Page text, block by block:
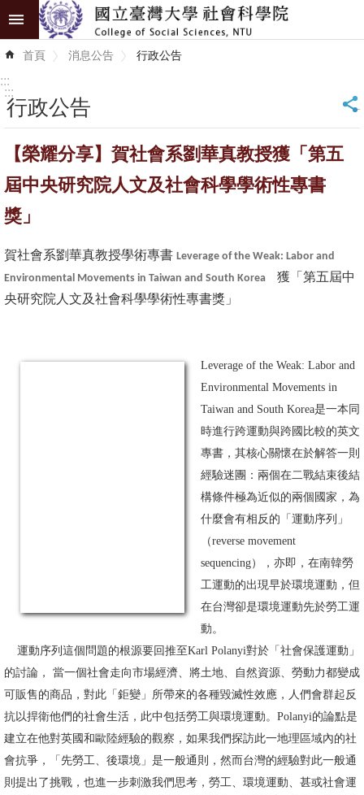
跳到主要內容區塊
進
階
識
學
術
單
位
究
深
耕
辦
法
及
文
件
首頁 消息公告 行政公告
:::
:::
行政公告 _
【榮耀分享】賀社會系劉華真教授獲「第五
屆中央研究院人文及社會科學學術性專書
獎」
賀社會系劉華真教授學術專書 Leverage of the Weak: Labor and
Environmental Movements in Taiwan and South Korea 獲「第五屆中
央研究院人文及社會科學學術性專書獎」
Leverage of the Weak: Labor and
Environmental Movements in
Taiwan and South Korea是一本同
時進行跨運動與跨國比較的英文
專書，其核心關懷在於解答一則
經驗迷團：兩個在二戰結束後結
構條件極為近似的兩個國家，為
什麼會有相反的「運動序列」
（reverse movement
sequencing），亦即，在南韓勞
工運動的出現早於環境運動，但
在台灣卻是環境運動先於勞工運
動。
運動序列這個問題的根源要回推至Karl Polanyi對於「社會保護運動」
的討論， 當一個社會走向市場經濟、將土地、自然資源、勞動力都變成
可販售的商品，對此「鉅變」所帶來的各種毀滅性效應，人們會群起反
抗以捍衛他們的社會生活，此中包括勞工與環境運動。Polanyi的論點是
建立在他對英國和歐陸經驗的觀察，如果我們探訪此一地理區域內的社
會抗爭，「先勞工、後環境」是一般通則，然而台灣的經驗對此一般通
則提出了挑戰，也進一步刺激我們思考，勞工、環境運動、甚或社會運